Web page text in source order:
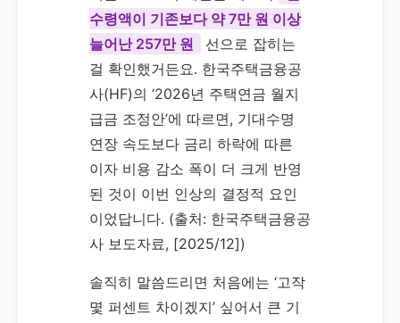
수령액이 기존보다 약 7만 원 이상
늘어난 257만 원
선으로 잡히는
걸 확인했거든요. 한국주택금융공
사(HF)의 ‘2026년 주택연금 월지
급금 조정안’에 따르면, 기대수명
연장 속도보다 금리 하락에 따른
이자 비용 감소 폭이 더 크게 반영
된 것이 이번 인상의 결정적 요인
이었답니다. (출처: 한국주택금융공
사 보도자료, [2025/12])
솔직히 말씀드리면 처음에는 ‘고작
몇 퍼센트 차이겠지’ 싶어서 큰 기